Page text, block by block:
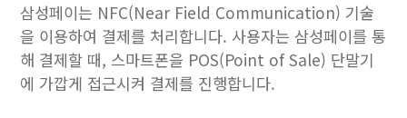
삼성페이는 NFC(Near Field Communication) 기술
을 이용하여 결제를 처리합니다. 사용자는 삼성페이를 통
해 결제할 때, 스마트폰을 POS(Point of Sale) 단말기
에 가깝게 접근시켜 결제를 진행합니다.